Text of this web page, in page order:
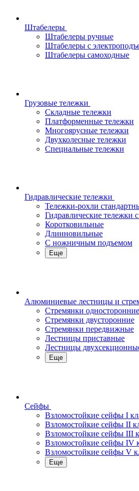
Штабелеры
Штабелеры ручные
Штабелеры с
Штабелеры самоходные
Грузовые тележки
Складные тележки
Платформенные тележки
Многоярусные тележки
Двухколесные тележки
Специальные тележки
Гидравлические тележки
Тележки-рохли
Гидравлические
Коротковильные
Длинновильные
С ножничным подъемом
Еще
Алюминиевые лестницы и
Стремянки односторонние
Стремянки двусторонние
Стремянки передвижные
Лестницы приставные
Лестницы
Еще
Сейфы
Взломостойкие сейфы I
Взломостойкие сейфы II
Взломостойкие сейфы III
Взломостойкие сейфы IV
Взломостойкие сейфы V
Еще